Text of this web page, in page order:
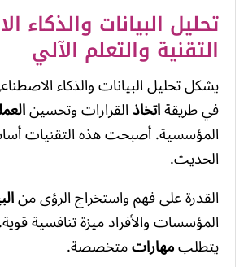
تحليل البيانات والذكاء
التقنية والتعلم الآلي
يشكل تحليل البيانات والذكاء
في طريقةاتخاذالقرارات وتحسين
المؤسسية. أصبحت هذه التقنيات
الحديث.
القدرة على فهم واستخراج الرؤى من
المؤسسات والأفراد ميزة تنافسية
يتطلبمهاراتمتخصصة.